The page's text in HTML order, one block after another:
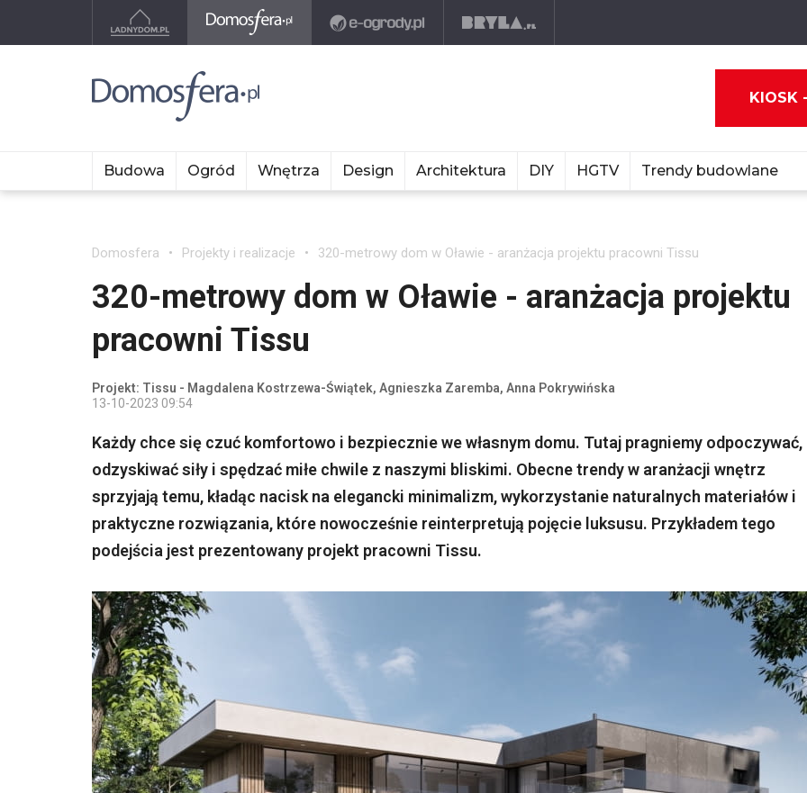
KIOSK
Budowa Ogród Wnętrza Design Architektura DIY HGTV Trendy budowlane
Domosfera Projekty i realizacje 320-metrowy dom w Oławie - aranżacja projektu pracowni Tissu
320-metrowy dom w Oławie - aranżacja projektu
pracowni Tissu
Projekt: Tissu - Magdalena Kostrzewa-Świątek, Agnieszka Zaremba, Anna Pokrywińska
13-10-2023 09:54
Każdy chce się czuć komfortowo i bezpiecznie we własnym domu. Tutaj pragniemy odpoczywać,
odzyskiwać siły i spędzać miłe chwile z naszymi bliskimi. Obecne trendy w aranżacji wnętrz
sprzyjają temu, kładąc nacisk na elegancki minimalizm, wykorzystanie naturalnych materiałów i
praktyczne rozwiązania, które nowocześnie reinterpretują pojęcie luksusu. Przykładem tego
podejścia jest prezentowany projekt pracowni Tissu.